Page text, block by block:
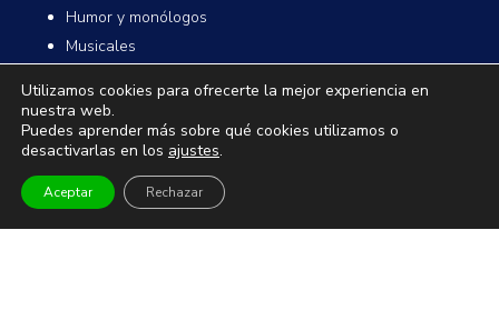
Humor y monólogos
Musicales
Magia
TEATRO Y DANZA
Teatro
Utilizamos cookies para ofrecerte la mejor experiencia en
nuestra web.
Puedes aprender más sobre qué cookies utilizamos o
desactivarlas en los ajustes.
Aceptar Rechazar